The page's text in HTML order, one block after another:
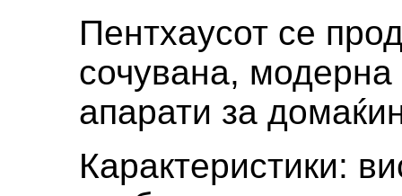
Пентхаусот се
сочувана,
апарати за
Карактеристики: